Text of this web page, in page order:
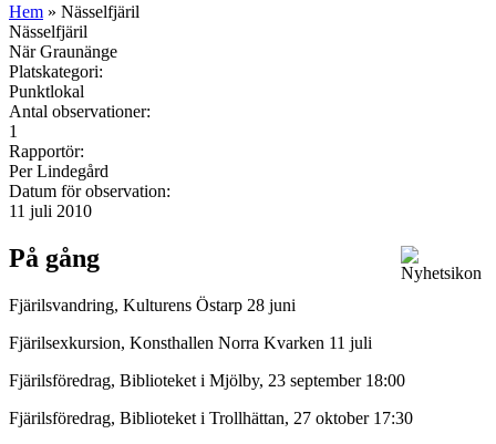
Hem » Nässelfjäril
Nässelfjäril
När Graunänge
Platskategori:
Punktlokal
Antal observationer:
1
Rapportör:
Per Lindegård
Datum för observation:
11 juli 2010
På gång
Fjärilsvandring, Kulturens Östarp 28 juni
Fjärilsexkursion, Konsthallen Norra Kvarken 11 juli
Fjärilsföredrag, Biblioteket i Mjölby, 23 september 18:00
Fjärilsföredrag, Biblioteket i Trollhättan, 27 oktober 17:30